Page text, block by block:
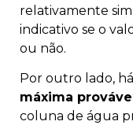
relativamente
indicativo se o
ou não.
Por outro lado,
máxima provável
coluna de água